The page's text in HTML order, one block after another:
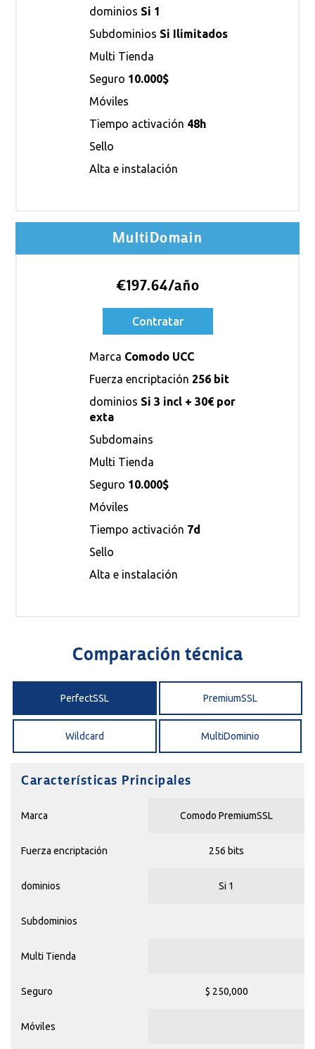
dominios Si 1
Subdominios Si Ilimitados
Multi Tienda
Seguro 10.000$
Móviles
Tiempo activación 48h
Sello
Alta e instalación
MultiDomain
€197.64/año
Contratar
Marca Comodo UCC
Fuerza encriptación 256 bit
dominios Si 3 incl + 30€ por
exta
Subdomains
Multi Tienda
Seguro 10.000$
Móviles
Tiempo activación 7d
Sello
Alta e instalación
Comparación técnica
PerfectSSL PremiumSSL
Wildcard MultiDominio
Características Principales
Marca Comodo PremiumSSL
Fuerza encriptación 256 bits
dominios Si 1
Subdominios
Multi Tienda
Seguro $ 250,000
Móviles